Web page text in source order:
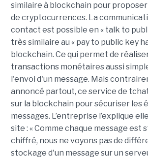
similaire à blockchain pour
de cryptocurrences. La
contact est possible en « talk to
très similaire au « pay to public key
blockchain. Ce qui permet de
transactions monétaires aussi
l'envoi d'un message. Mais
annoncé partout, ce service de tchat
sur la blockchain pour sécuriser les
messages. L’entreprise l’explique
site : « Comme chaque message est
chiffré, nous ne voyons pas de
stockage d'un message sur un